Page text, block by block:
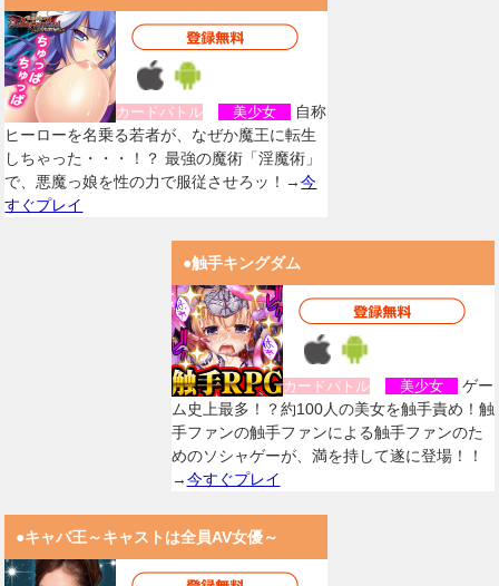
カードバトル 美少女
自称
ヒーローを名乗る若者が、なぜか魔王に転生
しちゃった・・・！？ 最強の魔術「淫魔術」
で、悪魔っ娘を性の力で服従させろッ！→今
すぐプレイ
●触手キングダム
カードバトル 美少女
ゲー
ム史上最多！？約100人の美女を触手責め！触
手ファンの触手ファンによる触手ファンのた
めのソシャゲーが、満を持して遂に登場！！
→今すぐプレイ
●キャバ王～キャストは全員AV女優～